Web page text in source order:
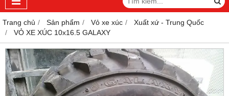
Trang chủ Sản phẩm Vỏ xe xúc
Xuất xứ - Trung Quốc
VỎ XE XÚC 10x16.5 GALAXY